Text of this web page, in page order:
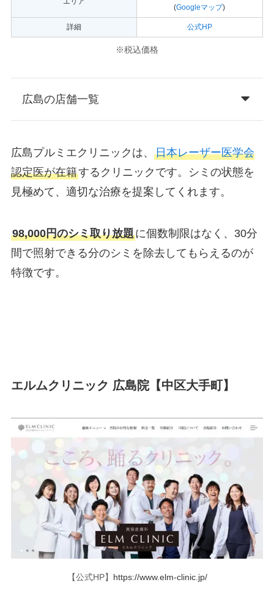
(Googleマップ)
詳細 公式HP
※税込価格
広島の店舗一覧
広島プルミエクリニックは、 日本レーザー医学会
認定医が在籍するクリニックです。シミの状態を
見極めて、適切な治療を提案してくれます。
98,000円のシミ取り放題に個数制限はなく、30分
間で照射できる分のシミを除去してもらえるのが
特徴です。
エルムクリニック 広島院【中区大手町】
【公式HP】 https://www.elm-clinic.jp/